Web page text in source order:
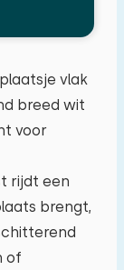
vlak
breed wit
voor
rijdt een
brengt,
of